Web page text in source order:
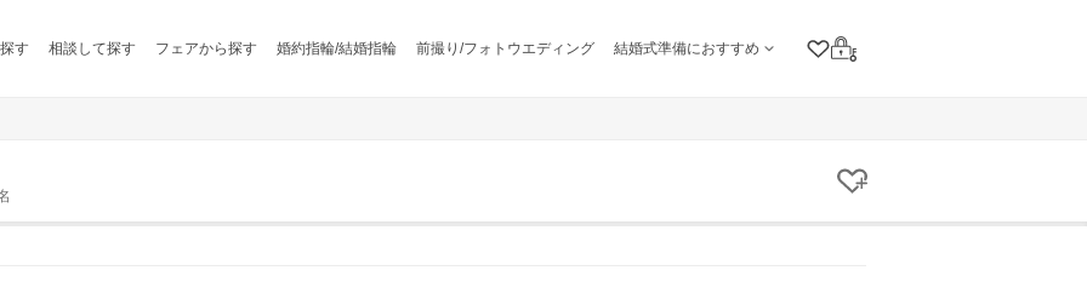
す 相談して探す フェアから探す 婚約指輪/結婚指輪 前撮り/フォトウエディング 結婚式準備におすすめ
クリップリスト
ログイン
クリップする